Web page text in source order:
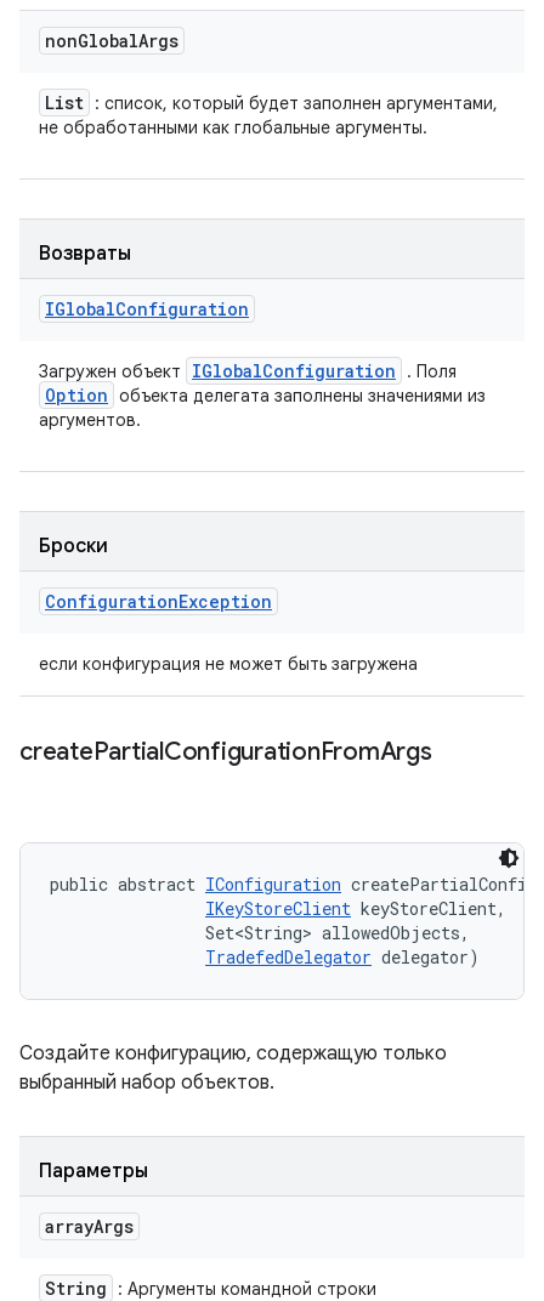
nonGlobalArgs
List : список, который будет заполнен аргументами,
не обработанными как глобальные аргументы.
Возвраты
IGlobalConfiguration
Загружен объект IGlobalConfiguration . Поля
Option объекта делегата заполнены значениями из
аргументов.
Броски
ConfigurationException
если конфигурация не может быть загружена
createPartialConfigurationFromArgs
public abstract IConfiguration
IKeyStoreClient keyStoreClient,
                Set<String> allowedObjects,
TradefedDelegator delegator)
Создайте конфигурацию, содержащую только
выбранный набор объектов.
Параметры
arrayArgs
String : Аргументы командной строки